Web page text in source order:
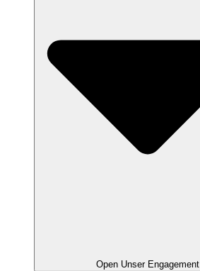
Open Unser Engagement